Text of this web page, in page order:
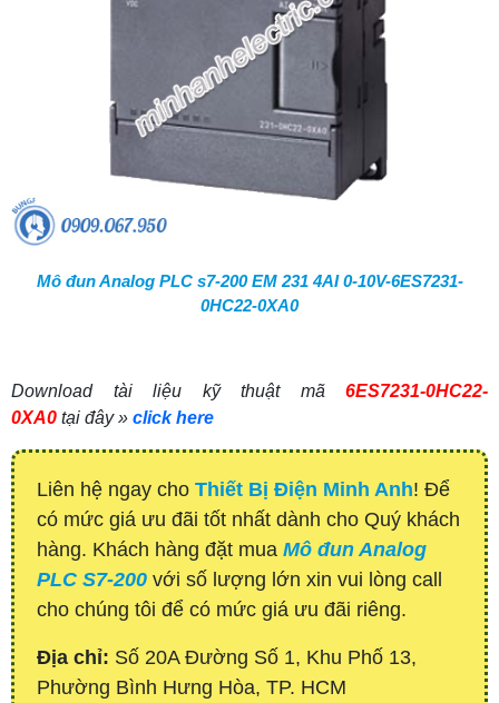
Mô đun Analog PLC s7-200 EM 231 4AI 0-10V-6ES7231-
0HC22-0XA0
Download tài liệu kỹ thuật mã 6ES7231-0HC22-
0XA0 tại đây » click here
Liên hệ ngay cho Thiết Bị Điện Minh Anh! Để
có mức giá ưu đãi tốt nhất dành cho Quý khách
hàng. Khách hàng đặt mua Mô đun Analog
PLC S7-200 với số lượng lớn xin vui lòng call
cho chúng tôi để có mức giá ưu đãi riêng.
Địa chỉ: Số 20A Đường Số 1, Khu Phố 13,
Phường Bình Hưng Hòa, TP. HCM